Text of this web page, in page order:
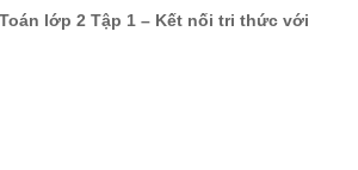
lớp 2 Tập 1 – Kết nối tri thức với